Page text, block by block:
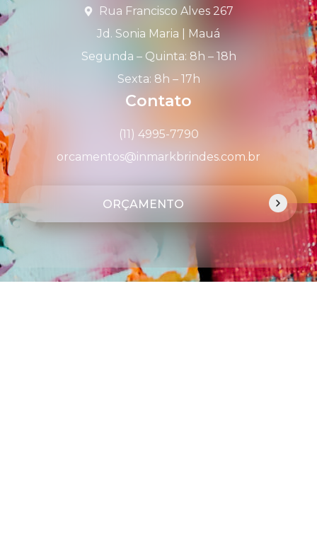
Rua Francisco Alves 267
Jd. Sonia Maria | Mauá
Segunda – Quinta: 8h – 18h
Sexta: 8h – 17h
Contato
(11) 4995-7790
orcamentos@inmarkbrindes.com.br
ORÇAMENTO